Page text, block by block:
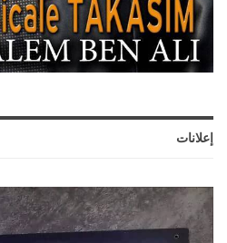
إعلانات